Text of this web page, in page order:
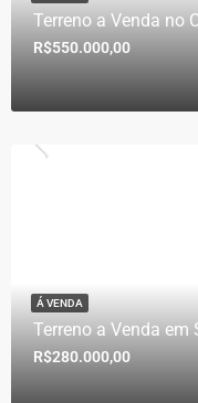
Terreno a Venda no
R$550.000,00
Terreno a Venda em
R$280.000,00
Á VENDA